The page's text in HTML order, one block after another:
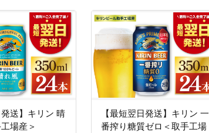
発送】キリン 晴
場産＞
【最短翌日発送】キリン 一
番搾り糖質ゼロ＜取手工場